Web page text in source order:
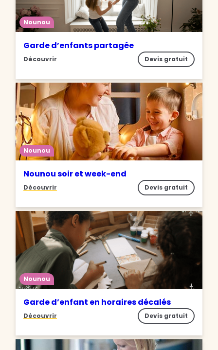
Nounou
Garde d’enfants partagée
Découvrir Devis gratuit
Nounou
Nounou soir et week-end
Découvrir Devis gratuit
Nounou
Garde d’enfant en horaires décalés
Découvrir Devis gratuit